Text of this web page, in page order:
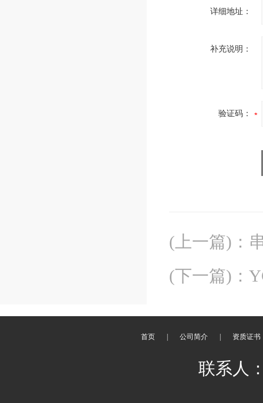
详细地址：
补充说明：
验证码：
(上一篇) ：
(下一篇) ：
首页 公司简介 资质证书
联系人